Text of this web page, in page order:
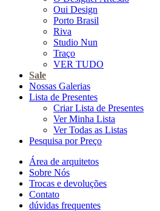
Oui Design
Porto Brasil
Riva
Studio Nun
Traço
VER TUDO
Sale
Nossas Galerias
Lista de Presentes
Criar Lista de Presentes
Ver Minha Lista
Ver Todas as Listas
Pesquisa por Preço
Área de arquitetos
Sobre Nós
Trocas e devoluções
Contato
dúvidas frequentes